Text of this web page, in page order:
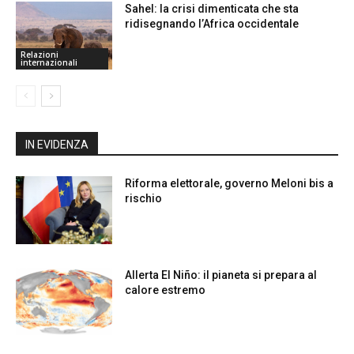
Relazioni
internazionali
Sahel: la crisi dimenticata che sta
ridisegnando l’Africa occidentale
IN EVIDENZA
Riforma elettorale, governo Meloni bis a
rischio
Allerta El Niño: il pianeta si prepara al
calore estremo